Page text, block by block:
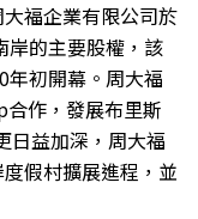
福企業有限公司於
岸的主要股權，該
年初開幕。周大福
作，發展布里斯
日益加深，周大福
假村擴展進程，並